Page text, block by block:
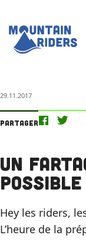
29.11.2017
Partager
Un
possible
Hey les riders,
L’heure de la